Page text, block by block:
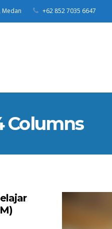
Medan +62 852 7035 6647
Columns